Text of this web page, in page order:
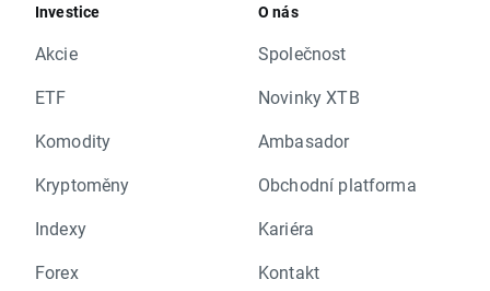
Investice
Akcie
ETF
Komodity
Kryptoměny
Indexy
Forex
O nás
Společnost
Novinky XTB
Ambasador
Obchodní platforma
Kariéra
Kontakt